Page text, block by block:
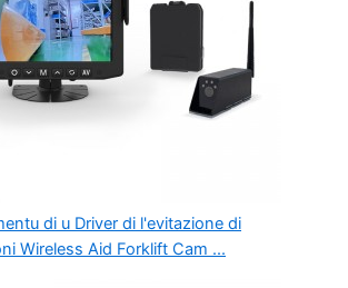
di u Driver di l'evitazione di
Wireless Aid Forklift Cam ...